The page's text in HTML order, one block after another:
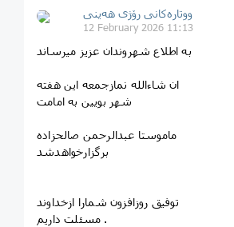
ووتارەکانی رۆژی ھەینی
12 February 2026 11:13
به اطلاع شهروندان عزیز میرساند
ان شاءالله نمازجمعه این هفته
شهر بویین به امامت
ماموستا عبدالرحمن صالحزاده
برگزارخواهدشد
توفیق روزافزون شمارا ازخداوند
مسئلت داریم .